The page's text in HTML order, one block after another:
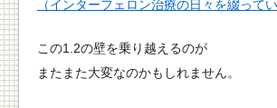
（インターフェロン治療の日々を綴ってい
この1.2の壁を乗り越えるのが
またまた大変なのかもしれません。